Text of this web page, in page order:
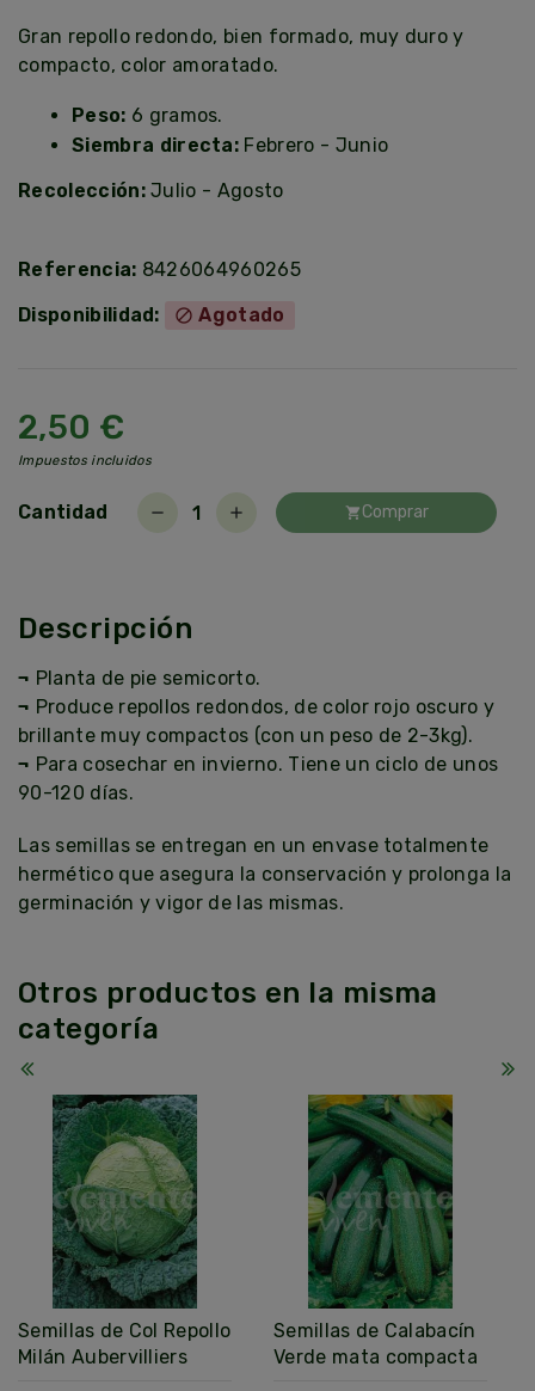
Gran repollo redondo, bien formado, muy duro y
compacto, color amoratado.
Peso: 6 gramos.
Siembra directa: Febrero - Junio
Recolección:Julio - Agosto
Referencia: 8426064960265
Disponibilidad:
block Agotado
2,50 €
Impuestos incluidos
Cantidad remove add shopping_cart Comprar
Descripción
¬ Planta de pie semicorto.
¬ Produce repollos redondos, de color rojo oscuro y
brillante muy compactos (con un peso de 2-3kg).
¬ Para cosechar en invierno. Tiene un ciclo de unos
90-120 días.
Las semillas se entregan en un envase totalmente
hermético que asegura la conservación y prolonga la
germinación y vigor de las mismas.
Otros productos en la misma
categoría
Semillas de Col Repollo
Milán Aubervilliers
Semillas de Calabacín
Verde mata compacta